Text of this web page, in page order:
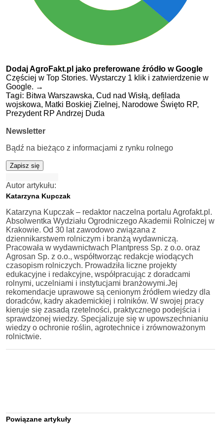
Dodaj AgroFakt.pl jako preferowane źródło w Google
Częściej w Top Stories. Wystarczy 1 klik i zatwierdzenie w
Google. →
Tagi: Bitwa Warszawska, Cud nad Wisłą, defilada
wojskowa, Matki Boskiej Zielnej, Narodowe Święto RP,
Prezydent RP Andrzej Duda
Newsletter
Bądź na bieżąco z informacjami z rynku rolnego
Zapisz się
Autor artykułu:
Katarzyna Kupczak
Katarzyna Kupczak – redaktor naczelna portalu Agrofakt.pl.
Absolwentka Wydziału Ogrodniczego Akademii Rolniczej w
Krakowie. Od 30 lat zawodowo związana z
dziennikarstwem rolniczym i branżą wydawniczą.
Pracowała w wydawnictwach Plantpress Sp. z o.o. oraz
Agrosan Sp. z o.o., współtworząc redakcje wiodących
czasopism rolniczych. Prowadziła liczne projekty
edukacyjne i redakcyjne, współpracując z doradcami
rolnymi, uczelniami i instytucjami branżowymi.Jej
rekomendacje uprawowe są cenionym źródłem wiedzy dla
doradców, kadry akademickiej i rolników. W swojej pracy
kieruje się zasadą rzetelności, praktycznego podejścia i
sprawdzonej wiedzy. Specjalizuje się w upowszechnianiu
wiedzy o ochronie roślin, agrotechnice i zrównoważonym
rolnictwie.
Powiązane artykuły